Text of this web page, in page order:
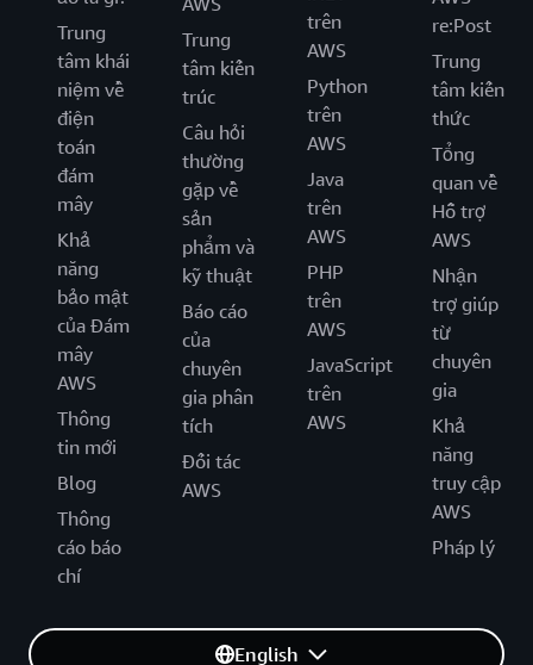
Trung
tâm khái
niệm về
điện
toán
đám
mây
Khả
năng
bảo mật
của Đám
mây
AWS
Thông
tin mới
Blog
Thông
cáo báo
chí
Trung
tâm kiến
trúc
Câu hỏi
thường
gặp về
sản
phẩm và
kỹ thuật
Báo cáo
của
chuyên
gia phân
tích
Đối tác
AWS
trên
AWS
Python
trên
AWS
Java
trên
AWS
PHP
trên
AWS
JavaScript
trên
AWS
re:Post
Trung
tâm kiến
thức
Tổng
quan về
Hỗ trợ
AWS
Nhận
trợ giúp
từ
chuyên
gia
Khả
năng
truy cập
AWS
Pháp lý
English